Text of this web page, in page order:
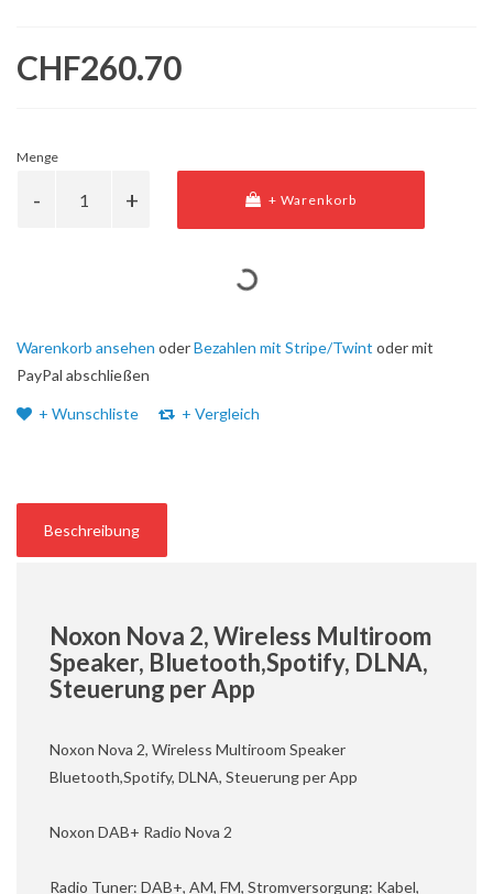
CHF260.70
Menge
+ Warenkorb
Warenkorb ansehen oderBezahlen mit Stripe/Twint oder mit
PayPal abschließen
+ Wunschliste + Vergleich
Beschreibung
Noxon Nova 2, Wireless Multiroom
Speaker, Bluetooth,Spotify, DLNA,
Steuerung per App
Noxon Nova 2, Wireless Multiroom Speaker
Bluetooth,Spotify, DLNA, Steuerung per App
Noxon DAB+ Radio Nova 2
Radio Tuner: DAB+, AM, FM, Stromversorgung: Kabel,